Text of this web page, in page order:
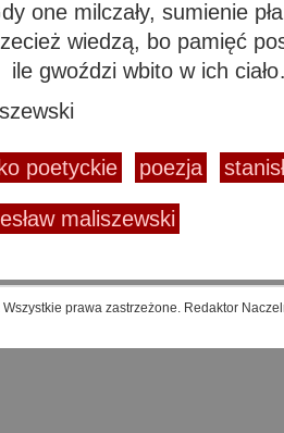
one milczały, sumienie
wiedzą, bo pamięć
ile gwoździ wbito w ich
poetyckie poezja
maliszewski
Wszystkie prawa zastrzeżone. Redaktor